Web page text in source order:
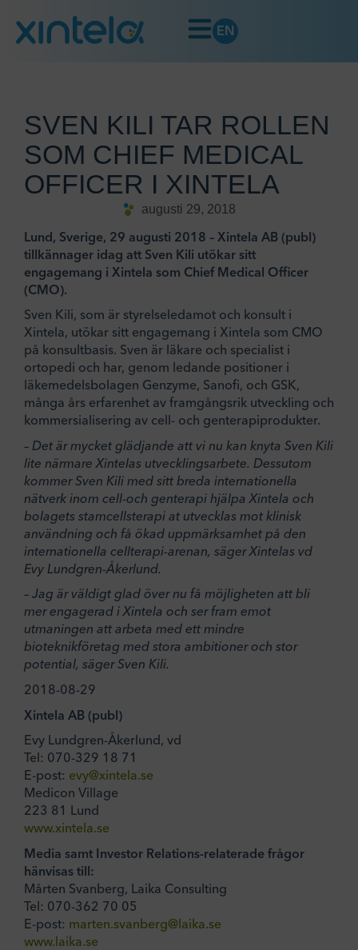
EN
SVEN KILI TAR ROLLEN
SOM CHIEF MEDICAL
OFFICER I XINTELA
augusti 29, 2018
Lund, Sverige, 29 augusti 2018 – Xintela AB (publ)
tillkännager idag att Sven Kili utökar sitt
engagemang i Xintela som Chief Medical Officer
(CMO).
Sven Kili, som är styrelseledamot och konsult i
Xintela, utökar sitt engagemang i Xintela som CMO
på konsultbasis. Sven är läkare och specialist i
ortopedi och har, genom ledande positioner i
läkemedelsbolagen Genzyme, Sanofi, och GSK,
många års erfarenhet av framgångsrik utveckling och
kommersialisering av cell- och genterapiprodukter.
– Det är mycket glädjande att vi nu kan knyta Sven Kili
lite närmare Xintelas utvecklingsarbete. Dessutom
kommer Sven Kili med sitt breda internationella
nätverk inom cell-och genterapi hjälpa Xintela och
bolagets stamcellsterapi at utvecklas mot klinisk
användning och få ökad uppmärksamhet på den
internationella cellterapi-arenan, säger Xintelas vd
Evy Lundgren-Åkerlund.
– Jag är väldigt glad över nu få möjligheten att bli
mer engagerad i Xintela och ser fram emot
utmaningen att arbeta med ett mindre
bioteknikföretag med stora ambitioner och stor
potential, säger Sven Kili.
2018-08-29
Xintela AB (publ)
Evy Lundgren-Åkerlund, vd
Tel: 070-329 18 71
E-post: evy@xintela.se
Medicon Village
223 81 Lund
www.xintela.se
Media samt Investor Relations-relaterade frågor
hänvisas till:
Mårten Svanberg, Laika Consulting
Tel: 070-362 70 05
E-post: marten.svanberg@laika.se
www.laika.se